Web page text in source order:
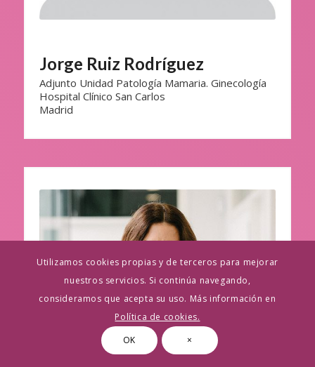
Jorge Ruiz Rodríguez
Adjunto Unidad Patología Mamaria. Ginecología
Hospital Clínico San Carlos
Madrid
Utilizamos cookies propias y de terceros para mejorar
nuestros servicios. Si continúa navegando,
consideramos que acepta su uso. Más información en
Política de cookies.
OK
×